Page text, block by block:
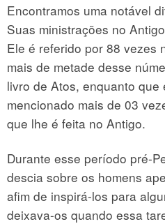
Encontramos uma notável
Suas ministrações no
Ele é referido por 88 vezes
mais de metade desse
livro de Atos, enquanto que
mencionado mais de 03
que lhe é feita no Antigo.
Durante esse período pré-
descia sobre os homens
afim de inspirá-los para
deixava-os quando essa